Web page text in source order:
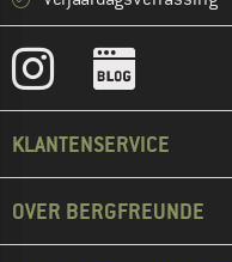
KLANTENSERVICE
OVER BERGFREUNDE